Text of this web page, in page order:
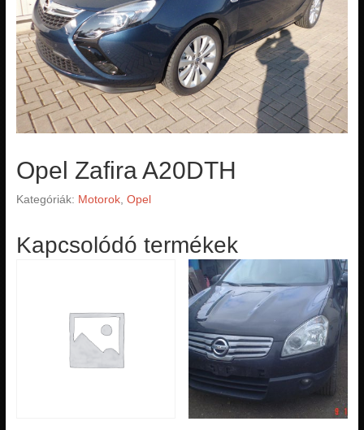
Opel Zafira A20DTH
Kategóriák: Motorok, Opel
Kapcsolódó termékek